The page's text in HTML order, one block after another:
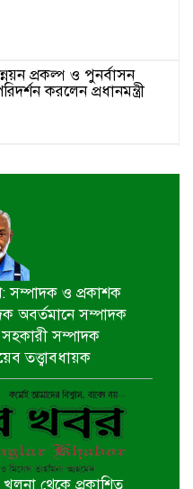
প্রকল্প ও পুনর্বাসন
করলেন প্রধানমন্ত্রী
কর্মকর্তার অপসারণ দাবি
মাধ্যমে সবুজ বাংলাদেশ
অবদান রাখবে মোংলা বন্দর
কোস্টগার্ডের উদ্যোগে ২০
রোপণ করা হবে
পৌর বিএনপির আয়োজনে
পালিত
সম্পাদক ও প্রকাশক
অবর্তমানে সম্পাদক
সম্পাদক
তত্ত্বাবধায়ক
থেকে প্রকাশিত